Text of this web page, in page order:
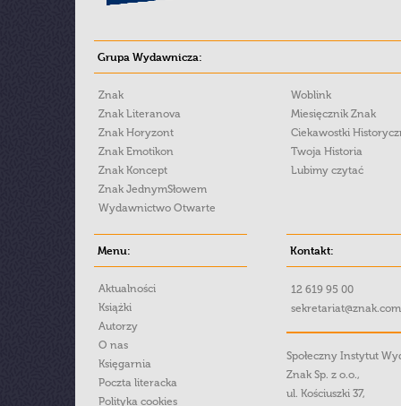
Grupa Wydawnicza:
Znak
Znak Literanova
Znak Horyzont
Znak Emotikon
Znak Koncept
Znak JednymSłowem
Wydawnictwo Otwarte
Woblink
Miesięcznik Znak
Ciekawostki
Twoja Historia
Lubimy czytać
Menu:
Aktualności
Książki
Autorzy
O nas
Księgarnia
Poczta literacka
Polityka cookies
Kontakt:
12 619 95 00
Społeczny Instytut
Znak Sp. z o.o.,
ul. Kościuszki 37,